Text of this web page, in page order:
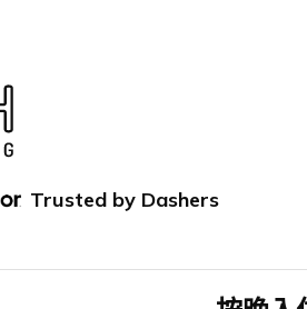
Trusted by Dashers